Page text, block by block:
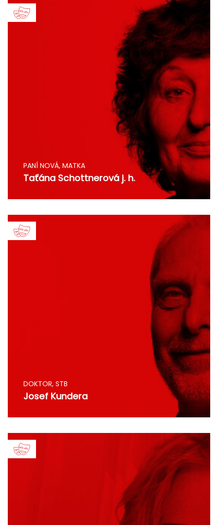
PANÍ NOVÁ, MATKA
Taťána Schottnerová j. h.
DOKTOR, STB
Josef Kundera